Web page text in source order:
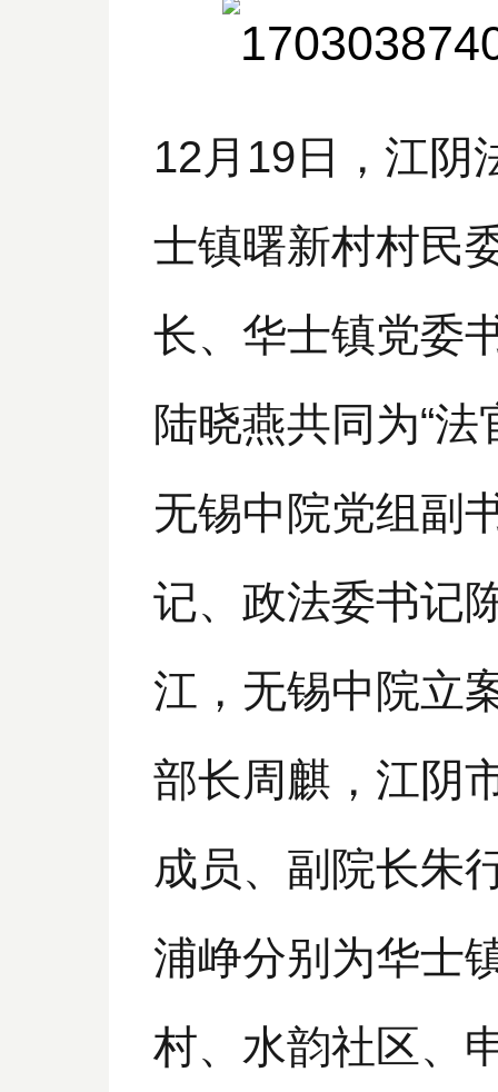
12月19日，江阴
士镇曙新村村民
长、华士镇党委
陆晓燕共同为“法
无锡中院党组副
记、政法委书记
江，无锡中院立
部长周麒，江阴
成员、副院长朱
浦峥分别为华士
村、水韵社区、